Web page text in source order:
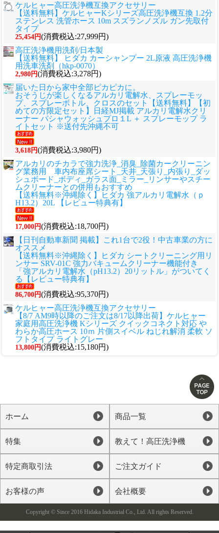
ケルヒャー高圧洗浄機互換アクセサリー
【送料無料】ケルヒャーKシリーズ高圧洗浄機互換 1.2分
ステンレス 洗管ホース 10m スズランノズル ガン先取付
タイプ
25,454円(消費税込:27,999円)
高圧洗浄機用洗剤/日本製
【送料無料】 ヒダカ カーシャンプー 2L原液 高圧洗浄機
用洗車洗剤（hkp-0070）
2,980円(消費税込:3,278円)
届いた日から家中全部ピカピカに。
おそうじが楽しくなるアルカリ電解水、スプレーモッ
プ、スプレーボトル、クロスのセット
【送料無料】【初
めての方限定セット】日経MJ掲載 アルカリ電解水クリ
ーナー パシャウォッシュプロ１L ＋ スプレーモップ ラ
イトセット ※送付先沖縄不可
3,618円(消費税込:3,980円)
アルカリのチカラで強力洗浄_消臭_除菌カークリーニン
グ業務用 車内布座席シート_天井_天張り_内張り_ダッ
シュボード_ボディ_ガラス面_ミラー_リンサーやスチー
ムクリーナーとの併用もおすすめ
【送料無料※沖縄除く】ヒダカ 強アルカリ電解水（ｐ
H13.2）20L 【レビュー特典有】
17,000円(消費税込:18,700円)
【日刊自動車新聞 掲載】これ1台で2役！中古車業の方に
オススメ
【送料無料※沖縄除く】ヒダカ シートクリーニング用リ
ンサー SRV-01C 強力バキュームクリーナー機能付き
「強アルカリ電解水（pH13.2）20リットル」がついてく
る【レビュー特典有】
86,700円(消費税込:95,370円)
ケルヒャー高圧洗浄機互換アクセサリー
【8/7 AM9時以降のご注文は8/17以降出荷】ケルヒャー
家庭用高圧洗浄機 Kシリーズ クイックコネクト対応 や
わらか高圧ホース 10ｍ 片側スイベル ねじれ解消 柔軟 ソ
フトタイプ ライトグレー
13,800円(消費税込:15,180円)
ホーム 商品一覧
特集 教えて！高圧洗浄機
特定商取引法 ご注文ガイド
お客様の声 会社概要
Copyright © Since 2016 Hidaka Industrial Co., Ltd. All rights Reserved.